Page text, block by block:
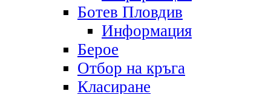
Ботев Пловдив
Информация
Берое
Отбор на кръга
Класиране